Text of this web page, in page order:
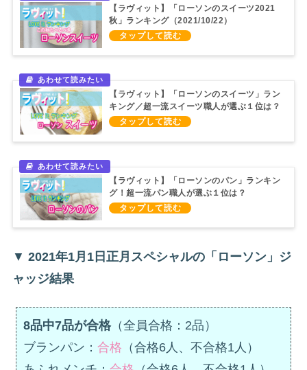
【ラヴィット】「ローソンのスイーツ2021
秋」ランキング（2021/10/22）
【ラヴィット】「ローソンのスイーツ」ラン
キング／超一流スイーツ職人が選ぶ１位は？
（2021/4/5）
【ラヴィット】「ローソンのパン」ランキン
グ！超一流パン職人が選ぶ１位は？
（2021/10/1）
▼ 2021年1月1日正月スペシャルの「ローソン」ジ
ャッジ結果
8品中7品が合格（全員合格：2品）
ブランパン： 合格 （合格6人、不合格1人）